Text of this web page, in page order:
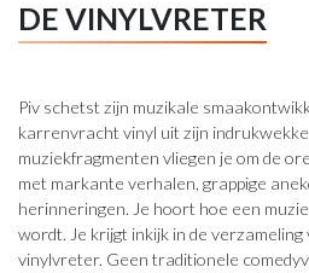
DE VINYLVRETER
Piv schetst zijn muzikale
karrenvracht vinyl uit zijn
muziekfragmenten vliegen je om de
met markante verhalen, grappige
herinneringen. Je hoort hoe een
wordt. Je krijgt inkijk in de
vinylvreter. Geen traditionele